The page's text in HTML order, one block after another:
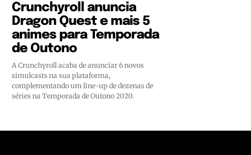
Crunchyroll anuncia
Dragon Quest e mais 5
animes para Temporada
de Outono
A Crunchyroll acaba de anunciar 6 novos
simulcasts na sua plataforma,
complementando um line-up de dezenas de
séries na Temporada de Outono 2020.